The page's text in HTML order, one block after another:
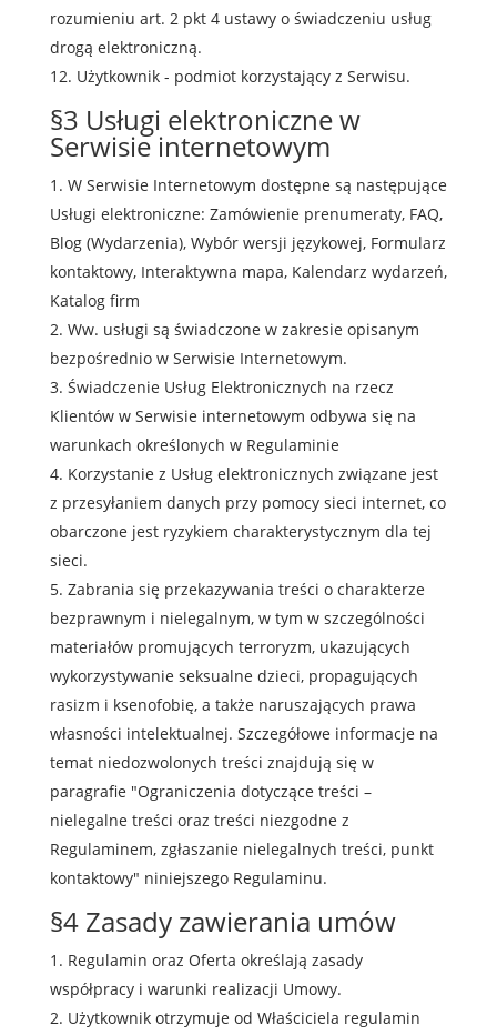
rozumieniu art. 2 pkt 4 ustawy o świadczeniu usług
drogą elektroniczną.
Użytkownik - podmiot korzystający z Serwisu.
§3 Usługi elektroniczne w
Serwisie internetowym
W Serwisie Internetowym dostępne są następujące
Usługi elektroniczne: Zamówienie prenumeraty, FAQ,
Blog (Wydarzenia), Wybór wersji językowej, Formularz
kontaktowy, Interaktywna mapa, Kalendarz wydarzeń,
Katalog firm
Ww. usługi są świadczone w zakresie opisanym
bezpośrednio w Serwisie Internetowym.
Świadczenie Usług Elektronicznych na rzecz
Klientów w Serwisie internetowym odbywa się na
warunkach określonych w Regulaminie
Korzystanie z Usług elektronicznych związane jest
z przesyłaniem danych przy pomocy sieci internet, co
obarczone jest ryzykiem charakterystycznym dla tej
sieci.
Zabrania się przekazywania treści o charakterze
bezprawnym i nielegalnym, w tym w szczególności
materiałów promujących terroryzm, ukazujących
wykorzystywanie seksualne dzieci, propagujących
rasizm i ksenofobię, a także naruszających prawa
własności intelektualnej. Szczegółowe informacje na
temat niedozwolonych treści znajdują się w
paragrafie "Ograniczenia dotyczące treści –
nielegalne treści oraz treści niezgodne z
Regulaminem, zgłaszanie nielegalnych treści, punkt
kontaktowy" niniejszego Regulaminu.
§4 Zasady zawierania umów
Regulamin oraz Oferta określają zasady
współpracy i warunki realizacji Umowy.
Użytkownik otrzymuje od Właściciela regulamin